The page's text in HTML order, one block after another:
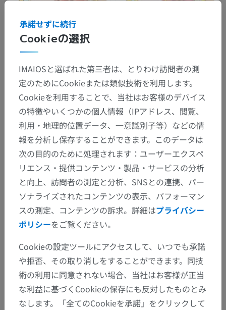
Cookieの選択
承諾せずに続行
IMAIOSと選ばれた第三者は、とりわけ訪問者の測
定のためにCookieまたは類似技術を利用します。
Cookieを利用することで、当社はお客様のデバイス
の特徴やいくつかの個人情報（IPアドレス、閲覧、
利用・地理的位置データ、一意識別子等）などの情
報を分析し保存することができます。このデータは
次の目的のために処理されます：ユーザーエクスペ
リエンス・提供コンテンツ・製品・サービスの分析
と向上、訪問者の測定と分析、SNSとの連携、パー
ソナライズされたコンテンツの表示、パフォーマン
スの測定、コンテンツの訴求。詳細はプライバシー
ポリシーをご覧ください。
Cookieの設定ツールにアクセスして、いつでも承諾
や拒否、その取り消しをすることができます。同技
術の利用に同意されない場合、当社はお客様が正当
な利益に基づくCookieの保存にも反対したものとみ
なします。「全てのCookieを承諾」をクリックして